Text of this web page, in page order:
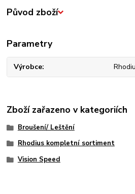
Původ zboží
Parametry
Výrobce
Zboží zařazeno v kategoriích
Broušení/ Leštění
Rhodius kompletní sortiment
Vision Speed